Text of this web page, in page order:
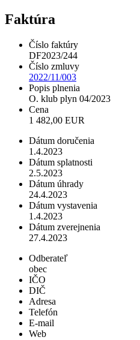
Faktúra
Číslo faktúry
DF2023/244
Číslo zmluvy
2022/11/003
Popis plnenia
O. klub plyn 04/2023
Cena
1 482,00 EUR
Dátum doručenia
1.4.2023
Dátum splatnosti
2.5.2023
Dátum úhrady
24.4.2023
Dátum vystavenia
1.4.2023
Dátum zverejnenia
27.4.2023
Odberateľ
obec
IČO
DIČ
Adresa
Telefón
E-mail
Web